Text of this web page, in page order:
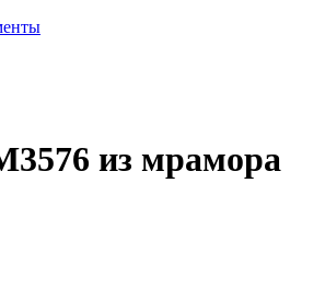
из мрамора